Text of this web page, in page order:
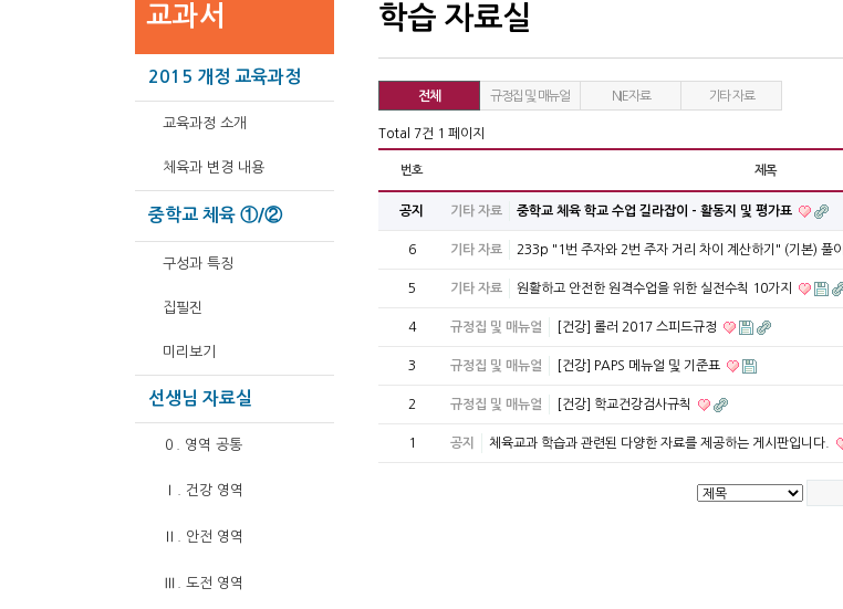
교과서
2015 개정 교육과정
교육과정 소개
체육과 변경 내용
중학교 체육 ①/②
구성과 특징
집필진
미리보기
선생님 자료실
０. 영역 공통
Ⅰ. 건강 영역
Ⅱ. 안전 영역
Ⅲ. 도전 영역
학습 자료실
전체 규정집 및 매뉴얼 NIE자료 기타 자료
Total 7건 1 페이지
번호 제목
공지 기타 자료 중학교 체육 학교 수업 길라잡이 - 활동지 및 평가표
6 기타 자료 233p "1번 주자와 2번 주자 거리 차이 계산하기" (기본) 풀이
5 기타 자료 원활하고 안전한 원격수업을 위한 실전수칙 10가지
4 규정집 및 매뉴얼 [건강] 롤러 2017 스피드규정
3 규정집 및 매뉴얼 [건강] PAPS 메뉴얼 및 기준표
2 규정집 및 매뉴얼 [건강] 학교건강검사규칙
1 공지 체육교과 학습과 관련된 다양한 자료를 제공하는 게시판입니다.